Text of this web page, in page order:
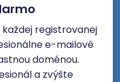
registrovanej
e-mailové
doménou.
a zvýšte